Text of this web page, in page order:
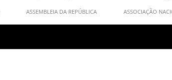
ASSEMBLEIA DA REPÚBLICA ASSOCIAÇÃO